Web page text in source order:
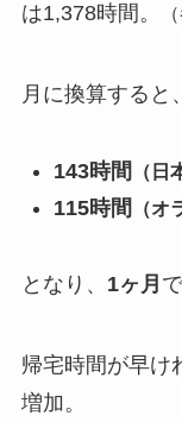
は1,378時間。
月に換算すると、
143時間 （日
115時間 （オ
となり、 1ヶ月
帰宅時間が早け
増加。